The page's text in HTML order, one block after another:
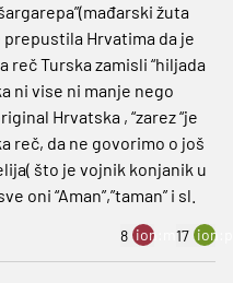
žuta
prepustila Hrvatima da je
reč Turska zamisli “hiljada
ni vise ni manje nego
Hrvatska , “zarez “je
reč, da ne govorimo o još
što je vojnik konjanik u
oni “Aman”,”taman” i sl.
8 ion:minus
17